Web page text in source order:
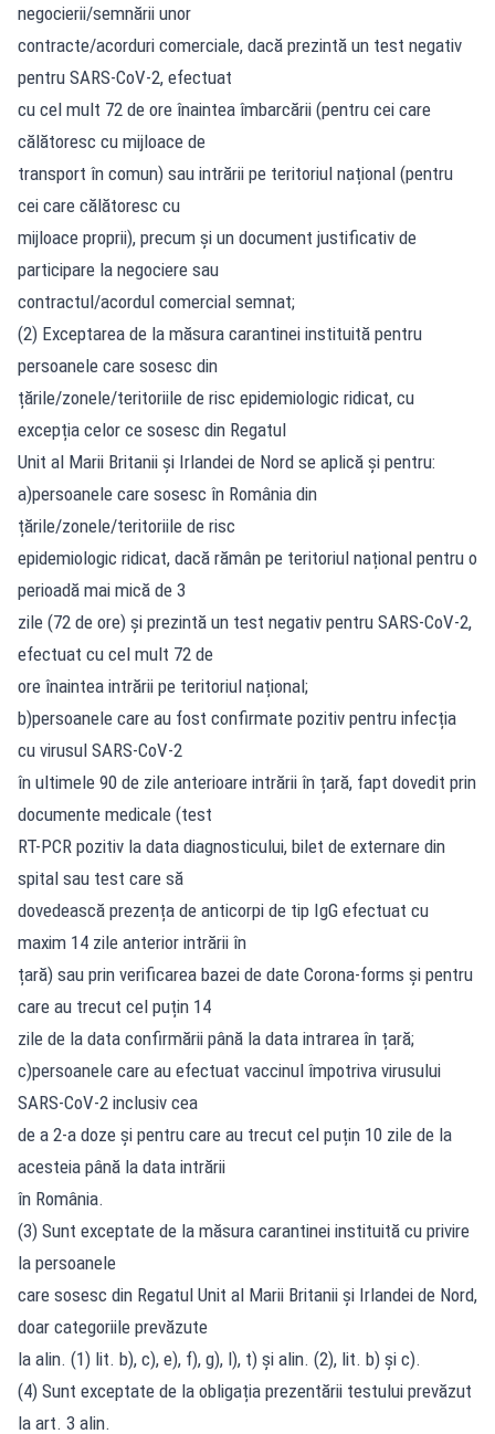
negocierii/semnării unor
contracte/acorduri comerciale, dacă prezintă un test negativ
pentru SARS-CoV-2, efectuat
cu cel mult 72 de ore înaintea îmbarcării (pentru cei care
călătoresc cu mijloace de
transport în comun) sau intrării pe teritoriul național (pentru
cei care călătoresc cu
mijloace proprii), precum și un document justificativ de
participare la negociere sau
contractul/acordul comercial semnat;
(2) Exceptarea de la măsura carantinei instituită pentru
persoanele care sosesc din
țările/zonele/teritoriile de risc epidemiologic ridicat, cu
excepția celor ce sosesc din Regatul
Unit al Marii Britanii și Irlandei de Nord se aplică și pentru:
a)persoanele care sosesc în România din
țările/zonele/teritoriile de risc
epidemiologic ridicat, dacă rămân pe teritoriul național pentru o
perioadă mai mică de 3
zile (72 de ore) și prezintă un test negativ pentru SARS-CoV-2,
efectuat cu cel mult 72 de
ore înaintea intrării pe teritoriul național;
b)persoanele care au fost confirmate pozitiv pentru infecția
cu virusul SARS-CoV-2
în ultimele 90 de zile anterioare intrării în țară, fapt dovedit prin
documente medicale (test
RT-PCR pozitiv la data diagnosticului, bilet de externare din
spital sau test care să
dovedească prezența de anticorpi de tip IgG efectuat cu
maxim 14 zile anterior intrării în
țară) sau prin verificarea bazei de date Corona-forms și pentru
care au trecut cel puțin 14
zile de la data confirmării până la data intrarea în țară;
c)persoanele care au efectuat vaccinul împotriva virusului
SARS-CoV-2 inclusiv cea
de a 2-a doze și pentru care au trecut cel puțin 10 zile de la
acesteia până la data intrării
în România.
(3) Sunt exceptate de la măsura carantinei instituită cu privire
la persoanele
care sosesc din Regatul Unit al Marii Britanii și Irlandei de Nord,
doar categoriile prevăzute
la alin. (1) lit. b), c), e), f), g), l), t) și alin. (2), lit. b) și c).
(4) Sunt exceptate de la obligația prezentării testului prevăzut
la art. 3 alin.